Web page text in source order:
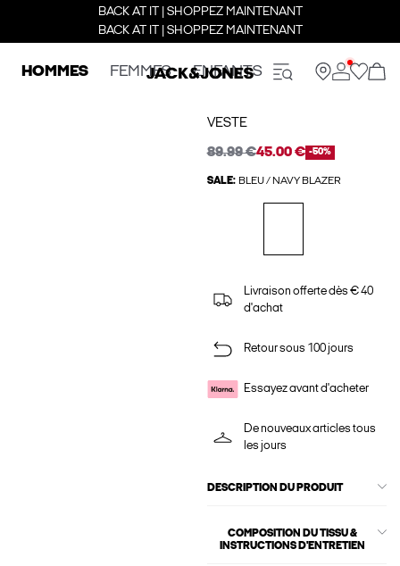
BACK AT IT | SHOPPEZ MAINTENANT
BACK AT IT | SHOPPEZ MAINTENANT
HOMMES FEMMES ENFANTS
VESTE
89.99 €45.00 € -50%
SALE: BLEU / NAVY BLAZER
Livraison offerte dès € 40
d'achat
Retour sous 100 jours
Essayez avant d'acheter
De nouveaux articles tous
les jours
DESCRIPTION DU PRODUIT
COMPOSITION DU TISSU &
INSTRUCTIONS D'ENTRETIEN